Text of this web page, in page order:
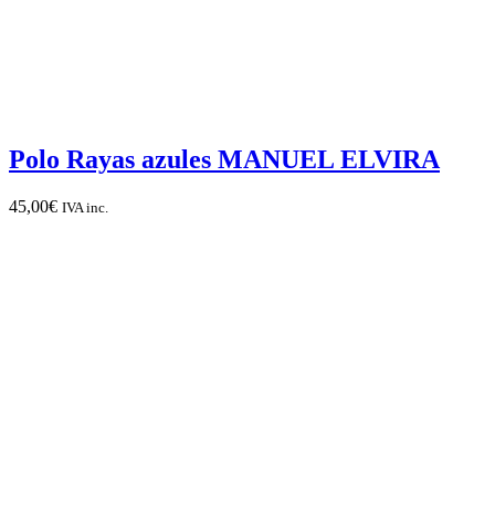
Polo Rayas azules MANUEL ELVIRA
45,00€ IVA inc.